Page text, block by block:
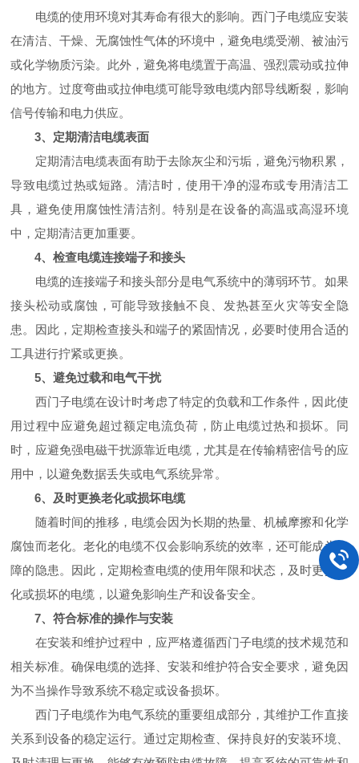
电缆的使用环境对其寿命有很大的影响。西门子电缆应安装
在清洁、干燥、无腐蚀性气体的环境中，避免电缆受潮、被油污
或化学物质污染。此外，避免将电缆置于高温、强烈震动或拉伸
的地方。过度弯曲或拉伸电缆可能导致电缆内部导线断裂，影响
信号传输和电力供应。
3、定期清洁电缆表面
定期清洁电缆表面有助于去除灰尘和污垢，避免污物积累，
导致电缆过热或短路。清洁时，使用干净的湿布或专用清洁工
具，避免使用腐蚀性清洁剂。特别是在设备的高温或高湿环境
中，定期清洁更加重要。
4、检查电缆连接端子和接头
电缆的连接端子和接头部分是电气系统中的薄弱环节。如果
接头松动或腐蚀，可能导致接触不良、发热甚至火灾等安全隐
患。因此，定期检查接头和端子的紧固情况，必要时使用合适的
工具进行拧紧或更换。
5、避免过载和电气干扰
西门子电缆在设计时考虑了特定的负载和工作条件，因此使
用过程中应避免超过额定电流负荷，防止电缆过热和损坏。同
时，应避免强电磁干扰源靠近电缆，尤其是在传输精密信号的应
用中，以避免数据丢失或电气系统异常。
6、及时更换老化或损坏电缆
随着时间的推移，电缆会因为长期的热量、机械摩擦和化学
腐蚀而老化。老化的电缆不仅会影响系统的效率，还可能成为故
障的隐患。因此，定期检查电缆的使用年限和状态，及时更换老
化或损坏的电缆，以避免影响生产和设备安全。
7、符合标准的操作与安装
在安装和维护过程中，应严格遵循西门子电缆的技术规范和
相关标准。确保电缆的选择、安装和维护符合安全要求，避免因
为不当操作导致系统不稳定或设备损坏。
西门子电缆作为电气系统的重要组成部分，其维护工作直接
关系到设备的稳定运行。通过定期检查、保持良好的安装环境、